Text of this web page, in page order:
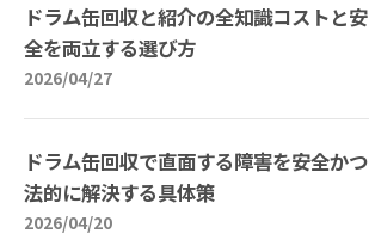
ドラム缶回収と紹介の全知識コストと安
全を両立する選び方
2026/04/27
ドラム缶回収で直面する障害を安全かつ
法的に解決する具体策
2026/04/20